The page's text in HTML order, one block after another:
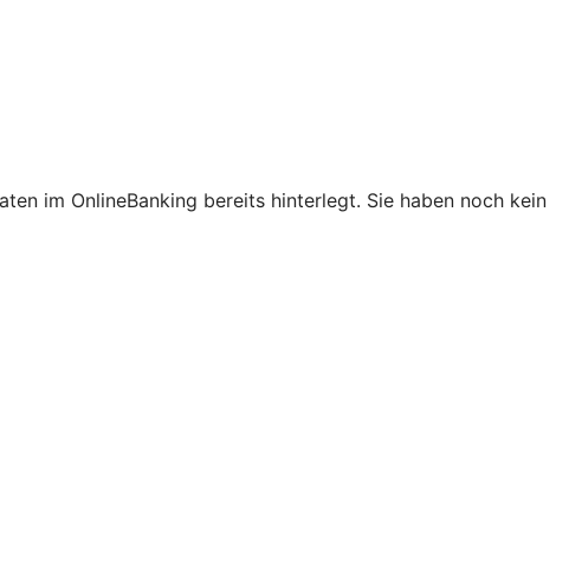
im OnlineBanking bereits hinterlegt. Sie haben noch kein